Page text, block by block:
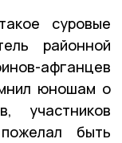
суровые
районной
афганцев
юношам о
участников
быть